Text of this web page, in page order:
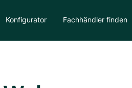
Konfigurator Fachhändler finden